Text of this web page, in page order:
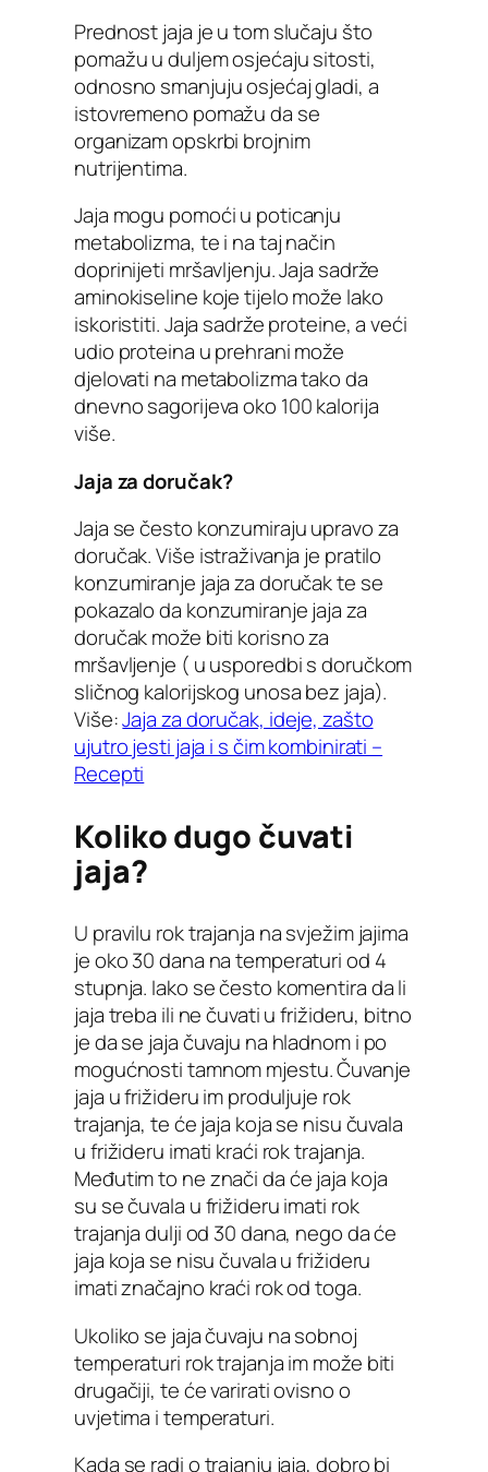
Prednost jaja je u tom slučaju što
pomažu u duljem osjećaju sitosti,
odnosno smanjuju osjećaj gladi, a
istovremeno pomažu da se
organizam opskrbi brojnim
nutrijentima.
Jaja mogu pomoći u poticanju
metabolizma, te i na taj način
doprinijeti mršavljenju. Jaja sadrže
aminokiseline koje tijelo može lako
iskoristiti. Jaja sadrže proteine, a veći
udio proteina u prehrani može
djelovati na metabolizma tako da
dnevno sagorijeva oko 100 kalorija
više.
Jaja za doručak?
Jaja se često konzumiraju upravo za
doručak. Više istraživanja je pratilo
konzumiranje jaja za doručak te se
pokazalo da konzumiranje jaja za
doručak može biti korisno za
mršavljenje ( u usporedbi s doručkom
sličnog kalorijskog unosa bez jaja).
Više:Jaja za doručak, ideje, zašto
ujutro jesti jaja i s čim kombinirati –
Recepti
Koliko dugo čuvati
jaja?
U pravilu rok trajanja na svježim jajima
je oko 30 dana na temperaturi od 4
stupnja. Iako se često komentira da li
jaja treba ili ne čuvati u frižideru, bitno
je da se jaja čuvaju na hladnom i po
mogućnosti tamnom mjestu. Čuvanje
jaja u frižideru im produljuje rok
trajanja, te će jaja koja se nisu čuvala
u frižideru imati kraći rok trajanja.
Međutim to ne znači da će jaja koja
su se čuvala u frižideru imati rok
trajanja dulji od 30 dana, nego da će
jaja koja se nisu čuvala u frižideru
imati značajno kraći rok od toga.
Ukoliko se jaja čuvaju na sobnoj
temperaturi rok trajanja im može biti
drugačiji, te će varirati ovisno o
uvjetima i temperaturi.
Kada se radi o trajanju jaja, dobro bi